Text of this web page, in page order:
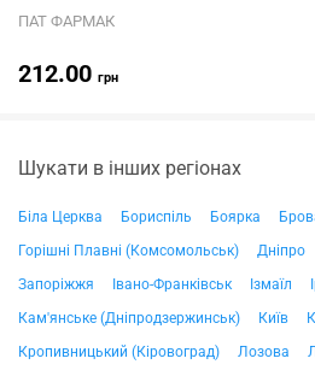
ПАТ ФАРМАК
212.00 грн
Шукати в інших регіонах
Біла Церква Бориспіль Боярка
Горішні Плавні (Комсомольськ)
Дніпро
Запоріжжя
Івано-Франківськ Ізмаїл
Кам'янське (Дніпродзержинськ)
Київ
Кропивницький (Кіровоград)
Лозова